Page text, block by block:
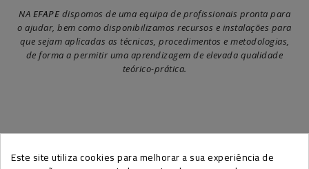
NA EFAPE dispomos de uma equipa de profissionais pronta para
o ajudar, bem como disponibilizamos recursos e instalações para
que sejam aplicadas as técnicas, procedimentos e metodologias,
de forma a permitir uma aprendizagem de elevada qualidade
teórico-prática.
Este site utiliza cookies para melhorar a sua experiência de